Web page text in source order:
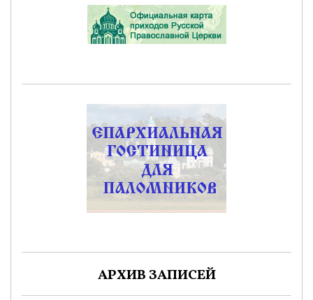
АРХИВ ЗАПИСЕЙ